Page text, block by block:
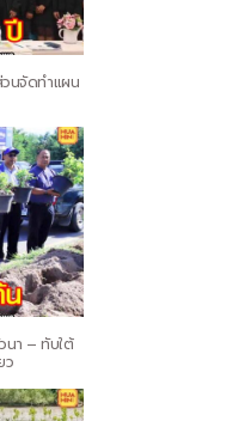
นจัดทำแผน
นา – ทับใต้
ว